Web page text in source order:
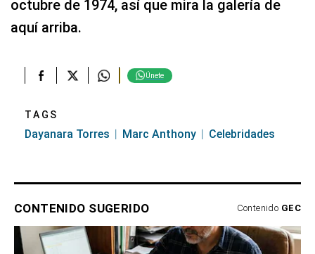
octubre de 1974, así que mira la galería de
aquí arriba.
Únete
TAGS
Dayanara Torres Marc Anthony Celebridades
CONTENIDO SUGERIDO Contenido GEC